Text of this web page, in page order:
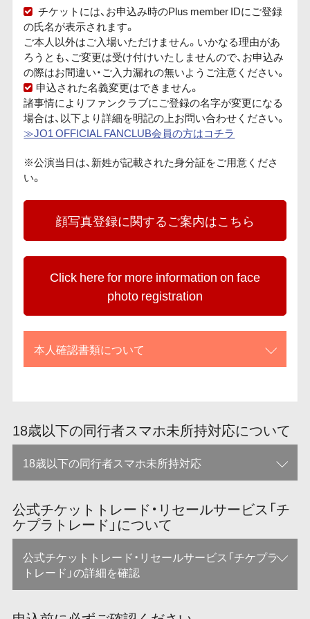
チケットには、お申込み時のPlus member IDにご登録
の氏名が表示されます。
ご本人以外はご入場いただけません。いかなる理由があ
ろうとも、ご変更は受け付けいたしませんので、お申込み
の際はお間違い・ご入力漏れの無いようご注意ください。
申込された名義変更はできません。
諸事情によりファンクラブにご登録の名字が変更になる
場合は、以下より詳細を明記の上お問い合わせください。
≫JO1 OFFICIAL FANCLUB会員の方はコチラ
※公演当日は、新姓が記載された身分証をご用意くださ
い。
顔写真登録に関するご案内はこちら
Click here for more information on face
photo registration
本人確認書類について
18歳以下の同行者スマホ未所持対応について
18歳以下の同行者スマホ未所持対応
公式チケットトレード・リセールサービス「チ
ケプラトレード」について
公式チケットトレード・リセールサービス「チケプラ
トレード」の詳細を確認